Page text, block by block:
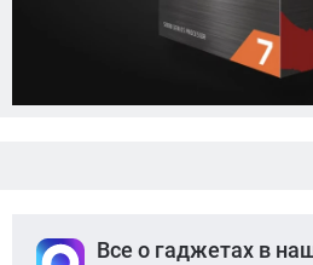
Все о гаджетах в